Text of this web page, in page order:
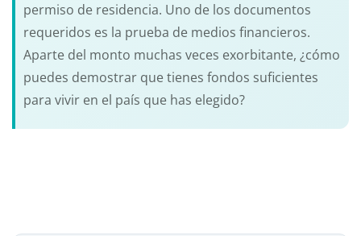
permiso de residencia. Uno de los documentos
requeridos es la prueba de medios financieros.
Aparte del monto muchas veces exorbitante, ¿cómo
puedes demostrar que tienes fondos suficientes
para vivir en el país que has elegido?